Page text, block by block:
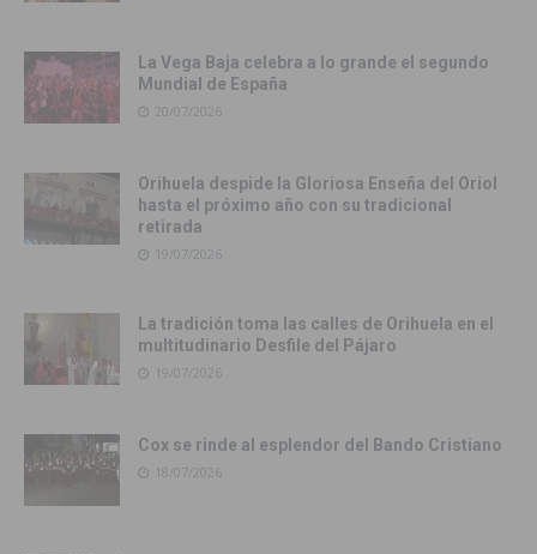
La Vega Baja celebra a lo grande el segundo
Mundial de España
20/07/2026
Orihuela despide la Gloriosa Enseña del Oriol
hasta el próximo año con su tradicional
retirada
19/07/2026
La tradición toma las calles de Orihuela en el
multitudinario Desfile del Pájaro
19/07/2026
Cox se rinde al esplendor del Bando Cristiano
18/07/2026